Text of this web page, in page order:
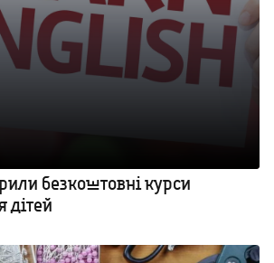
безкоштовні курси
дітей